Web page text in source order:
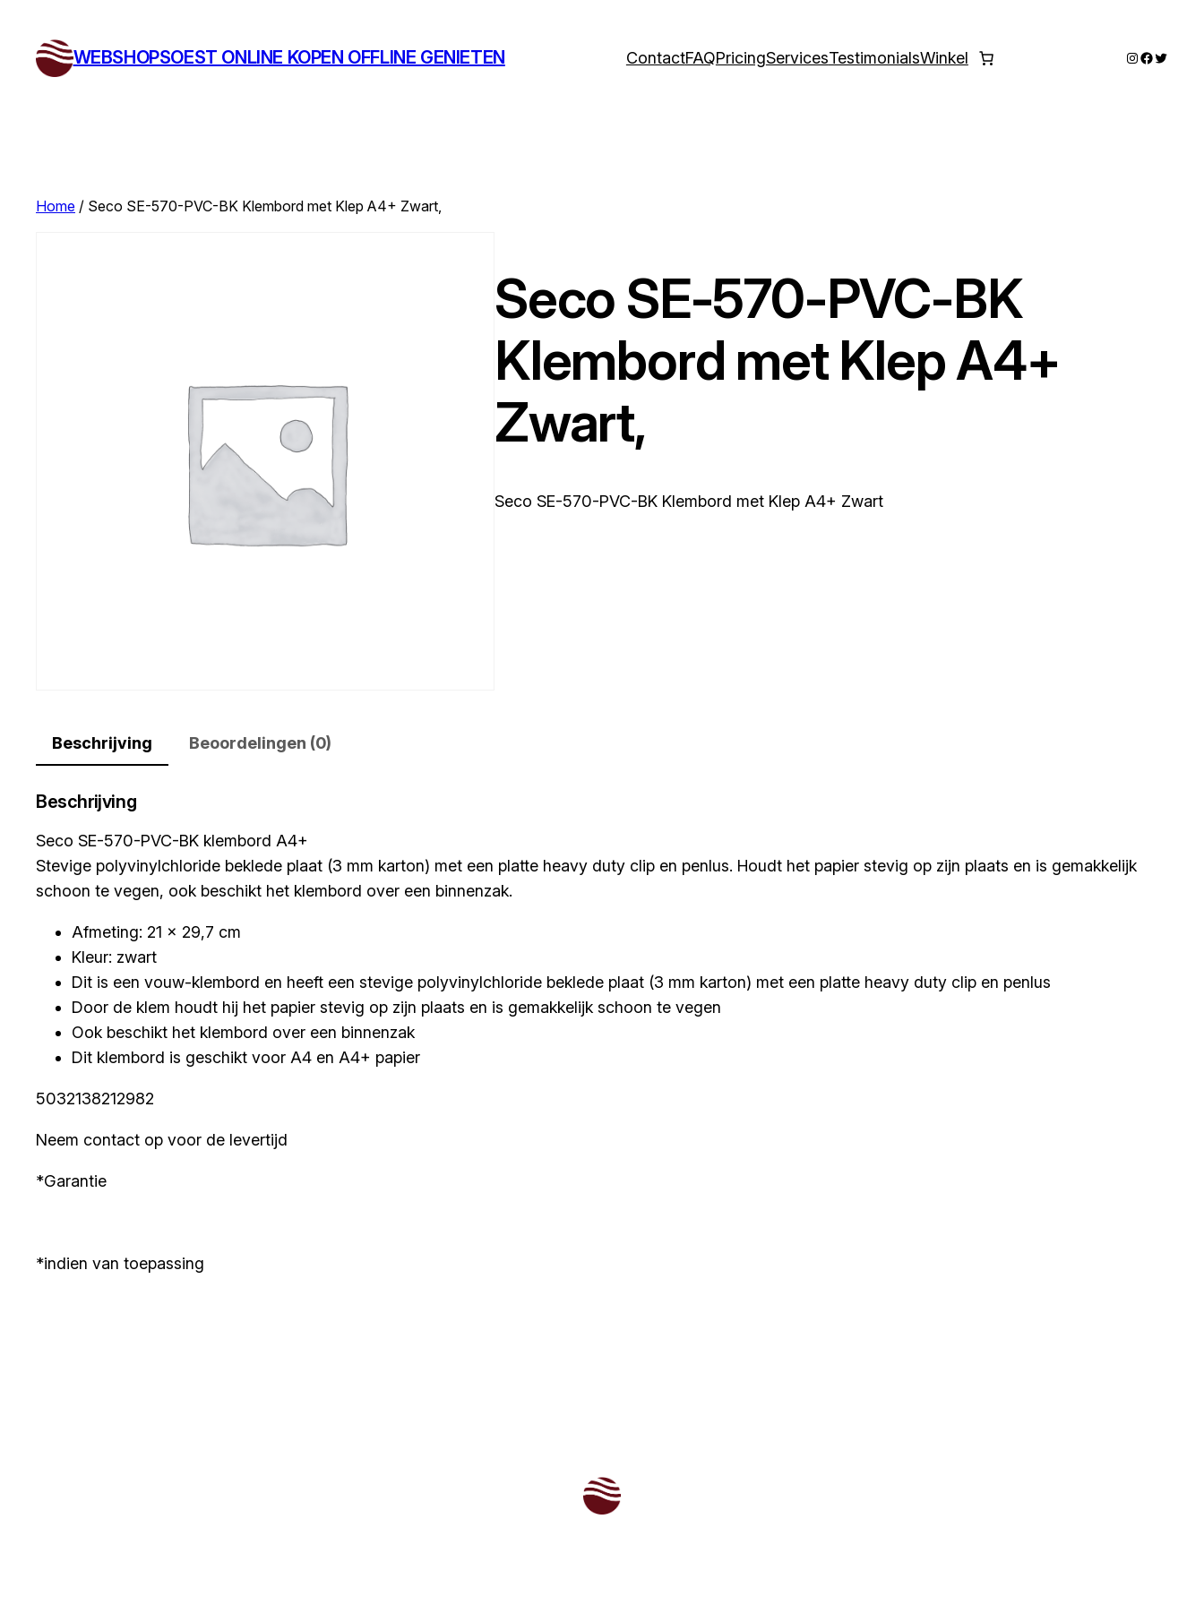
WEBSHOPSOEST ONLINE KOPEN OFFLINE GENIETEN ContactFAQPricingServicesTestimonialsWinkel Instagram
Twitter
Home / Seco SE-570-PVC-BK Klembord met Klep A4+ Zwart,
Seco SE-570-PVC-BK
Klembord met Klep A4+
Zwart,
Seco SE-570-PVC-BK Klembord met Klep A4+ Zwart
Beschrijving Beoordelingen (0)
Beschrijving
Seco SE-570-PVC-BK klembord A4+
Stevige polyvinylchloride beklede plaat (3 mm karton) met een platte heavy duty clip en penlus. Houdt het papier stevig op zijn plaats en is gemakkelijk
schoon te vegen, ook beschikt het klembord over een binnenzak.
Afmeting: 21 x 29,7 cm
Kleur: zwart
Dit is een vouw-klembord en heeft een stevige polyvinylchloride beklede plaat (3 mm karton) met een platte heavy duty clip en penlus
Door de klem houdt hij het papier stevig op zijn plaats en is gemakkelijk schoon te vegen
Ook beschikt het klembord over een binnenzak
Dit klembord is geschikt voor A4 en A4+ papier
5032138212982
Neem contact op voor de levertijd
*Garantie
*indien van toepassing